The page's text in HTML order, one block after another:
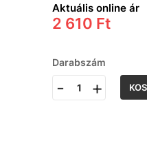
Aktuális online ár
2 610 Ft
Darabszám
- +